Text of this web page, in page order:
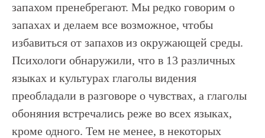
запахом пренебрегают. Мы редко говорим о
запахах и делаем все возможное, чтобы
избавиться от запахов из окружающей среды.
Психологи обнаружили, что в 13 различных
языках и культурах глаголы видения
преобладали в разговоре о чувствах, а глаголы
обоняния встречались реже во всех языках,
кроме одного. Тем не менее, в некоторых